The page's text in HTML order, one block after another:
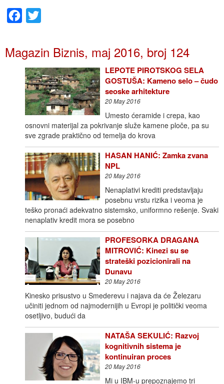
Facebook
Magazin Biznis, maj 2016, broj 124
LEPOTE PIROTSKOG SELA
GOSTUŠA: Kameno selo – čudo
seoske arhitekture
20 May 2016
Umesto ćeramide i crepa, kao
osnovni materijal za pokrivanje služe kamene ploče, pa su
sve zgrade praktično od temelja do krova
HASAN HANIĆ: Zamka zvana
NPL
20 May 2016
Nenaplativi krediti predstavljaju
posebnu vrstu rizika i veoma je
teško pronaći adekvatno sistemsko, uniformno rešenje. Svaki
nenaplativ kredit mora se posebno
PROFESORKA DRAGANA
MITROVIĆ: Kinezi su se
strateški pozicionirali na
Dunavu
20 May 2016
Kinesko prisustvo u Smederevu i najava da će Železaru
učiniti jednom od najmodernijih u Evropi je politički veoma
osetljivo, budući da
NATAŠA SEKULIĆ: Razvoj
kognitivnih sistema je
kontinuiran proces
20 May 2016
Mi u IBM-u prepoznajemo tri